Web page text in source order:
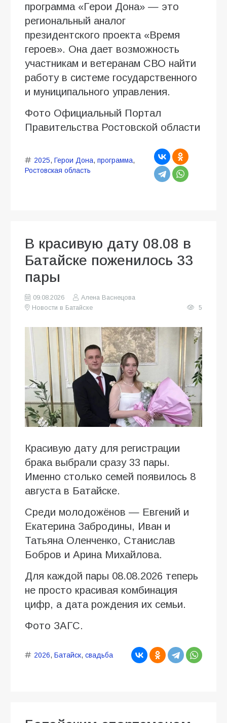
программа «Герои Дона» — это
региональный аналог
президентского проекта «Время
героев». Она дает возможность
участникам и ветеранам СВО найти
работу в системе государственного
и муниципального управления.
Фото Официальный Портал
Правительства Ростовской области
2025, Герои Дона, программа,
Ростовская область
В красивую дату 08.08 в
Батайске поженилось 33
пары
09.08.2026
Алена Васнецова
Новости в Батайске
5
Красивую дату для регистрации
брака выбрали сразу 33 пары.
Именно столько семей появилось 8
августа в Батайске.
Среди молодожёнов — Евгений и
Екатерина Забродины, Иван и
Татьяна Оленченко, Станислав
Бобров и Арина Михайлова.
Для каждой пары 08.08.2026 теперь
не просто красивая комбинация
цифр, а дата рождения их семьи.
Фото ЗАГС.
2026, Батайск, свадьба